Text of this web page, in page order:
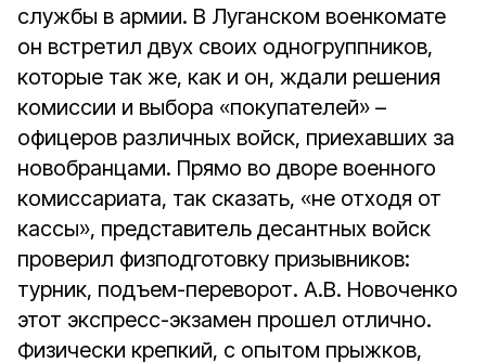
службы в армии. В Луганском военкомате
он встретил двух своих одногруппников,
которые так же, как и он, ждали решения
комиссии и выбора «покупателей» –
офицеров различных войск, приехавших за
новобранцами. Прямо во дворе военного
комиссариата, так сказать, «не отходя от
кассы», представитель десантных войск
проверил физподготовку призывников:
турник, подъем-переворот. А.В. Новоченко
этот экспресс-экзамен прошел отлично.
Физически крепкий, с опытом прыжков,